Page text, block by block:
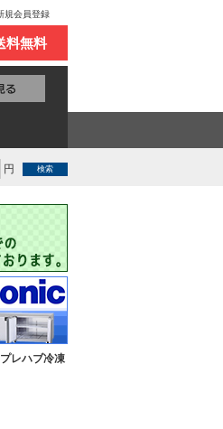
規会員登録
料無料
円
プレハブ冷凍